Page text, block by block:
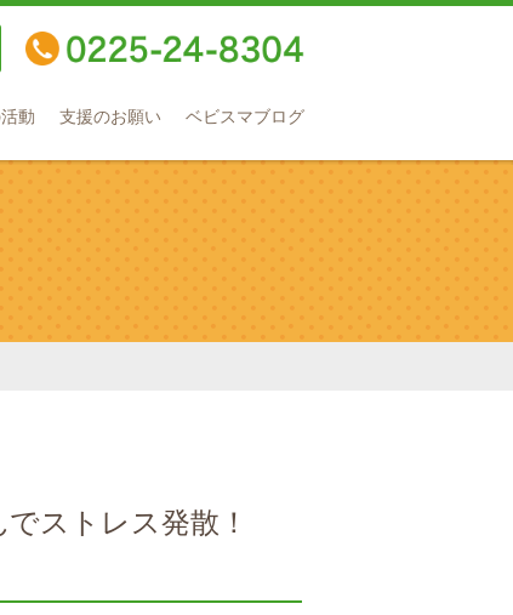
動 支援のお願い ベビスマブログ
でストレス発散！